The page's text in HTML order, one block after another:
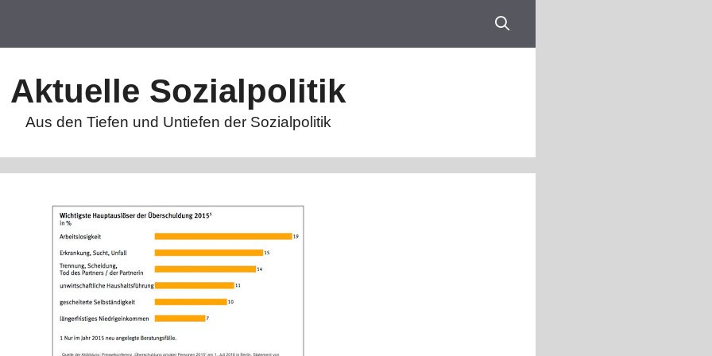
Aktuelle Sozialpolitik
Aus den Tiefen und Untiefen der Sozialpolitik